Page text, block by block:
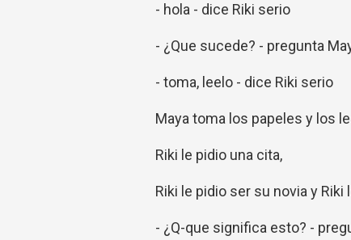
- hola - dice Riki serio
- ¿Que sucede? - pregunta
- toma, leelo - dice Riki serio
Maya toma los papeles y los
Riki le pidio una cita,
Riki le pidio ser su novia y
- ¿Q-que significa esto? -